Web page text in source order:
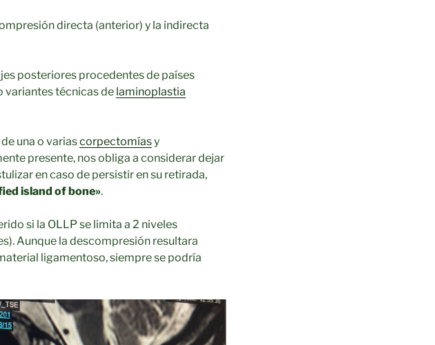
directa (anterior) y la indirecta
posteriores procedentes de países
variantes técnicas de laminoplastia
una o variascorpectomíasy
presente, nos obliga a considerar dejar
en caso de persistir en su retirada,
island of bone».
si la OLLP se limita a 2 niveles
Aunque la descompresión resultara
ligamentoso, siempre se podría